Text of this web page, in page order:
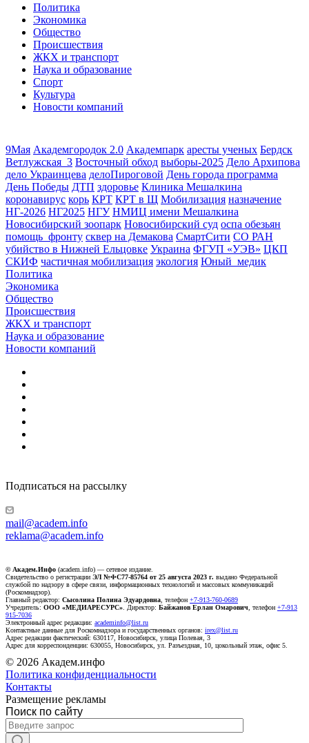
Политика
Экономика
Общество
Происшествия
ЖКХ и транспорт
Наука и образование
Спорт
Культура
Новости компаний
9Мая Академгородок 2.0 Академпарк аресты ученых Бердск
Ветлужская_3 Восточный обход выборы-2025 Дело Архипова
дело Украинцева делоПироговой День города программа
День Победы ДТП здоровье Клиника Мешалкина
коронавирус корь КРТ КРТ в Щ Мобилизация назначение
НГ-2026 НГ2025 НГУ НМИЦ имени Мешалкина
Новосибирский зоопарк Новосибирский суд оспа обезьян
помощь_фронту сквер на Демакова СмартСити СО РАН
убийство в Нижней Ельцовке Украина ФГУП «УЭВ» ЦКП
СКИФ частичная мобилизация экология Юный_медик
Политика
Экономика
Общество
Происшествия
ЖКХ и транспорт
Наука и образование
Новости компаний
Подписаться на рассылку
mail@academ.info
reklama@academ.info
© Академ.Инфо (academ.info) — сетевое издание.
Свидетельство о регистрации ЭЛ №ФС77-85764 от 25 августа 2023 г. выдано Федеральной
службой по надзору в сфере связи, информационных технологий и массовых коммуникаций
(Роскомнадзор).
Главный редактор: Сысолина Полина Эдуардовна , телефон +7-913-760-0689
Учредитель: ООО «МЕДИАРЕСУРС» . Директор: Байжанов Ерлан Омарович , телефон +7-913
915-7036
Электронный адрес редакции: academinfo@list.ru
Контактные данные для Роскомнадзора и государственных органов: irex@list.ru
Адрес редакции фактический: 630117, Новосибирск, улица Полевая, 3
Адрес для корреспонденции: 630055, Новосибирск, ул. Разъездная, 10, цокольный этаж, офис 5.
© 2026 Академ.инфо
Политика конфиденциальности
Контакты
Размещение рекламы
Поиск по сайту